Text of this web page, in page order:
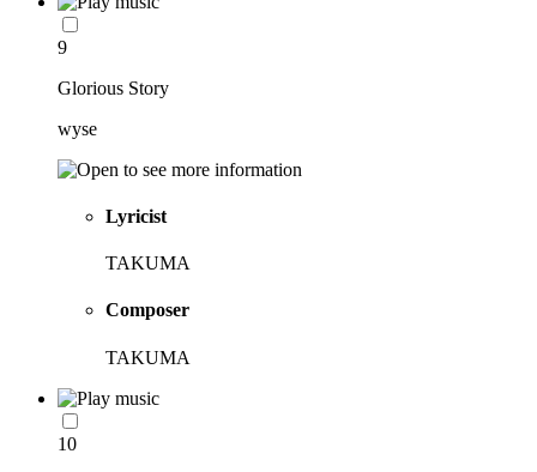
9
Glorious Story
wyse
Lyricist
TAKUMA
Composer
TAKUMA
10